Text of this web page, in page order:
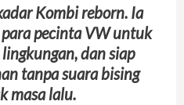
Kombi reborn. Ia
pecinta VW untuk
dan siap
tanpa suara bising
masa lalu.